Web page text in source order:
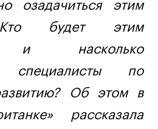
озадачиться этим
будет этим
и насколько
специалисты по
Об этом в
рассказала